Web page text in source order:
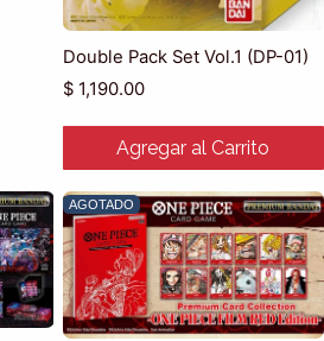
Double Pack Set Vol.1 (DP-01)
Precio habitual
$ 1,190.00
Agregar al Carrito
AGOTADO